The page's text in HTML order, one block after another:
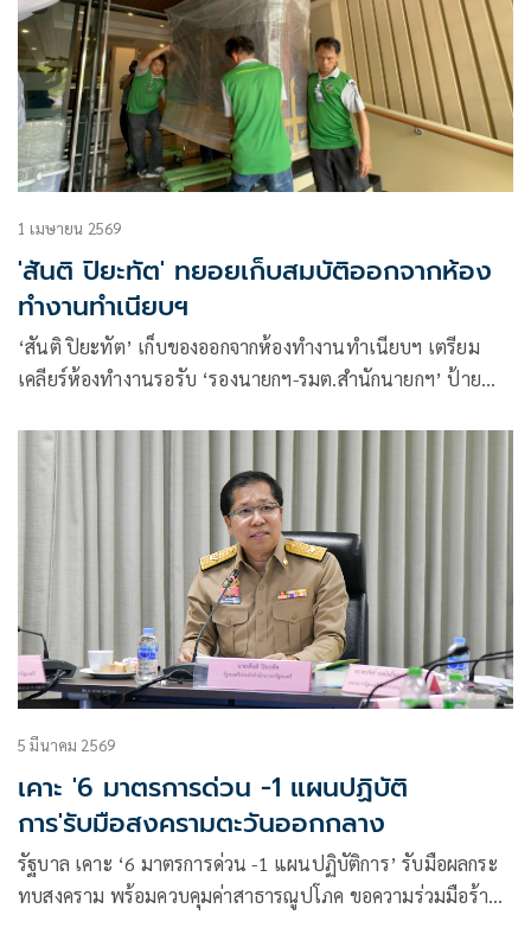
1 เมษายน 2569
'สันติ ปิยะทัต' ทยอยเก็บสมบัติออกจากห้อง
ทำงานทำเนียบฯ
‘สันติ ปิยะทัต’ เก็บของออกจากห้องทำงานทำเนียบฯ เตรียม
เคลียร์ห้องทำงานรอรับ ‘รองนายกฯ-รมต.สำนักนายกฯ’ ป้าย
5 มีนาคม 2569
เคาะ '6 มาตรการด่วน -1 แผนปฏิบัติ
การ'รับมือสงครามตะวันออกกลาง
รัฐบาล เคาะ ‘6 มาตรการด่วน -1 แผนปฏิบัติการ’ รับมือผลกระ
ทบสงคราม พร้อมควบคุมค่าสาธารณูปโภค ขอความร่วมมือร้าน